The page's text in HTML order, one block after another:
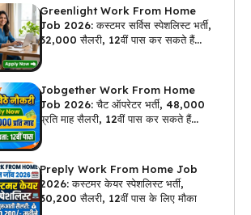
Greenlight Work From Home
Job 2026: कस्टमर सर्विस स्पेशलिस्ट भर्ती,
₹32,000 सैलरी, 12वीं पास कर सकते हैं
Jobgether Work From Home
Job 2026: चैट ऑपरेटर भर्ती, ₹48,000
प्रति माह सैलरी, 12वीं पास कर सकते हैं
Preply Work From Home Job
2026: कस्टमर केयर स्पेशलिस्ट भर्ती,
₹30,200 सैलरी, 12वीं पास के लिए मौका